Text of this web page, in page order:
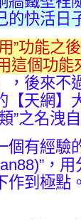
的快活日
”功能之
這個功能
，後來不
【天網】
”之名洩
個有經驗
，
作到極點